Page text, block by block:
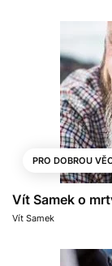
PRO DOBROU
Vít Samek o
Vít Samek